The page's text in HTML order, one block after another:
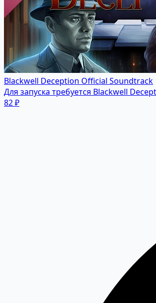
Blackwell Deception Official Soundtrack
Для запуска требуется Blackwell
82 ₽